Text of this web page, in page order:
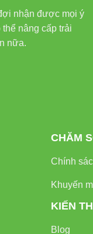
nhận được mọi ý
nâng cấp trải
nữa.
CHĂM
Chính
Khuyến
KIẾN
Blog